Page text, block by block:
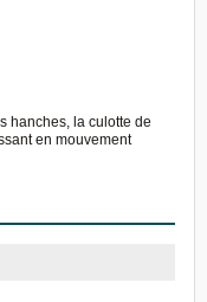
hanches, la culotte de
en mouvement